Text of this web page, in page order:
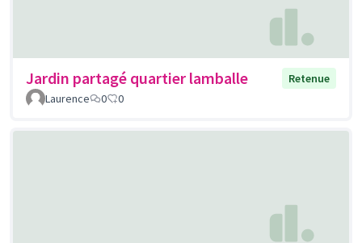
Jardin partagé quartier lamballe
Retenue
Laurence
0 0